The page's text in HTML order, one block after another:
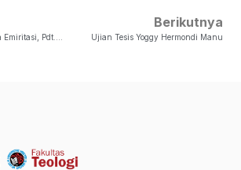
Berikutnya
Ujian Tesis Yoggy Hermondi Manu